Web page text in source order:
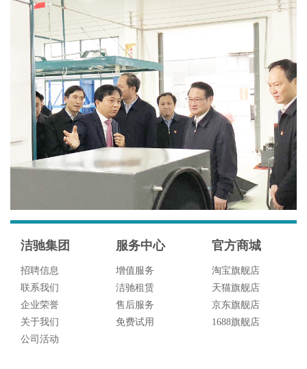
洁驰集团
招聘信息
联系我们
企业荣誉
关于我们
公司活动
服务中心
增值服务
洁驰租赁
售后服务
免费试用
官方商城
淘宝旗舰店
天猫旗舰店
京东旗舰店
1688旗舰店